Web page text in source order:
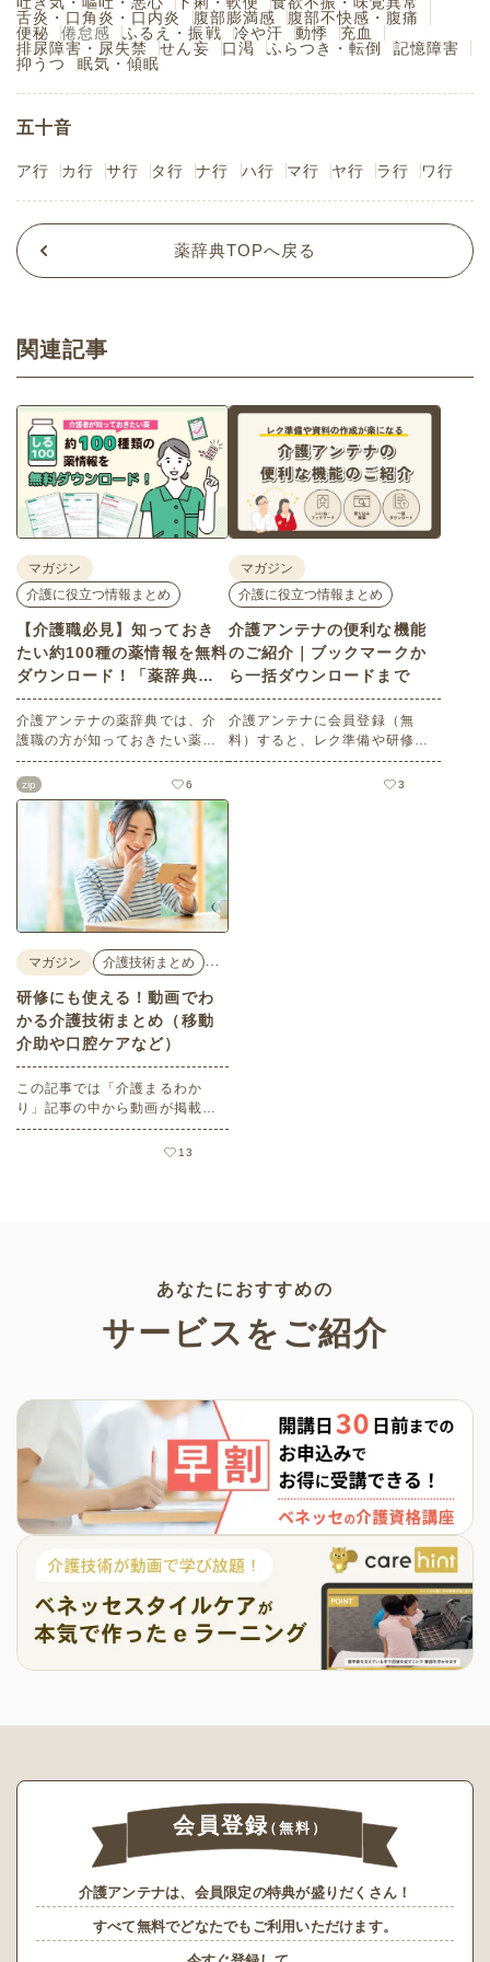
舌炎・口角炎・口内炎
腹部膨満感
腹部不快感・腹痛
便秘
倦怠感 ふるえ・振戦 冷や汗 動悸
充血
排尿障害・尿失禁
せん妄 口渇 ふらつき・転倒
記憶障害
抑うつ
眠気・傾眠
五十音
ア行 カ行 サ行 タ行 ナ行 ハ行 マ行 ヤ行 ラ行 ワ行
薬辞典TOPへ戻る
関連記事
マガジン
介護に役立つ情報まとめ
【介護職必見】知っておき
たい約100種の薬情報を無料
ダウンロード！「薬辞典」
で薬の基礎知識を学ぼう
介護アンテナの薬辞典では、介
護職の方が知っておきたい薬の
知識（効能効果、副作用、併用
注意点など）を詳しく解説。約1
00種類の情報を無料でダウンロ
ードできます。さらにこの記事
ではよくみられている薬5選を一
括ダウンロードできます。正し
い知識を身につけケアスキルを
高めましょう。
zip 6
マガジン
介護に役立つ情報まとめ
介護アンテナの便利な機能
のご紹介｜ブックマークか
ら一括ダウンロードまで
介護アンテナに会員登録（無
料）すると、レク準備や研修資
料の収集がぐっと楽になる便利
機能が使えるようになります。
3
マガジン 介護技術まとめ
研修にも使える！動画でわ
かる介護技術まとめ（移動
介助や口腔ケアなど）
この記事では「介護まるわか
り」記事の中から動画が掲載さ
れている記事をご紹介します。
13
あなたにおすすめの
サービスをご紹介
会員登録（無料）
介護アンテナは、会員限定の特典が盛りだくさん！
すべて無料でどなたでもご利用いただけます。